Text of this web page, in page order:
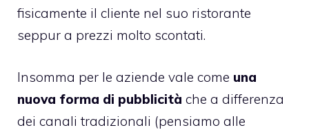
fisicamente il cliente nel suo ristorante
seppur a prezzi molto scontati.
Insomma per le aziende vale come una
nuova forma di pubblicità che a differenza
dei canali tradizionali (pensiamo alle